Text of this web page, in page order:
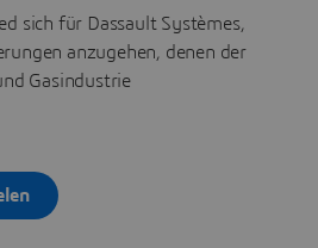
sich für Dassault Systèmes,
anzugehen, denen der
Gasindustrie